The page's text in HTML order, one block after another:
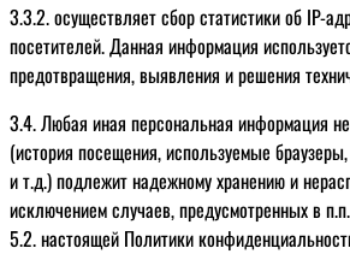
3.3.2. осуществляет сбор статистики об IP-
посетителей. Данная информация
предотвращения, выявления и решения
3.4. Любая иная персональная информация
(история посещения, используемые
и т.д.) подлежит надежному хранению и
исключением случаев, предусмотренных в п.п.
5.2. настоящей Политики